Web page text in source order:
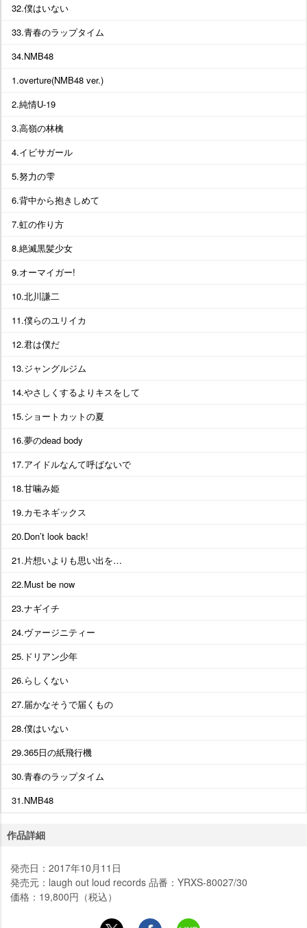
32.僕はいない
33.青春のラップタイム
34.NMB48
1.overture(NMB48 ver.)
2.純情U-19
3.高嶺の林檎
4.イビサガール
5.努力の雫
6.背中から抱きしめて
7.虹の作り方
8.絶滅黒髪少女
9.オーマイガー!
10.北川謙二
11.僕らのユリイカ
12.君は僕だ
13.ジャングルジム
14.やさしくするよりキスをして
15.ショートカットの夏
16.夢のdead body
17.アイドルなんて呼ばないで
18.甘噛み姫
19.カモネギックス
20.Don’t look back!
21.片想いよりも思い出を…
22.Must be now
23.ナギイチ
24.ヴァージニティー
25.ドリアン少年
26.らしくない
27.届かなそうで届くもの
28.僕はいない
29.365日の紙飛行機
30.青春のラップタイム
31.NMB48
作品詳細
発売日：2017年10月11日
発売元：laugh out loud records 品番：YRXS-80027/30
価格：19,800円（税込）